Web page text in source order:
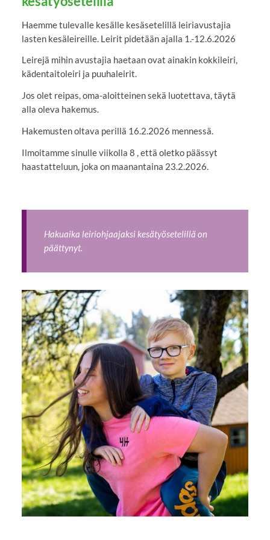
Haemme tulevalle kesälle kesäsetelillä leiriavustajia
lasten kesäleireille. Leirit pidetään ajalla 1.-12.6.2026
Leirejä mihin avustajia haetaan ovat ainakin kokkileiri,
kädentaitoleiri ja puuhaleirit.
Jos olet reipas, oma-aloitteinen sekä luotettava, täytä
alla oleva hakemus.
Hakemusten oltava perillä 16.2.2026 mennessä.
Ilmoitamme sinulle viikolla 8 , että oletko päässyt
haastatteluun, joka on maanantaina 23.2.2026.
Hakuaika leiriohjaajaksi kesätyösetelillä on
päättynyt.